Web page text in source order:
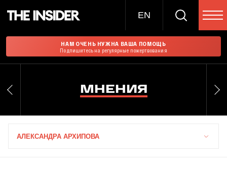
EN
НАМ ОЧЕНЬ НУЖНА ВАША ПОМОЩЬ
Подпишитесь на регулярные пожертвования
МНЕНИЯ
АЛЕКСАНДРА АРХИПОВА